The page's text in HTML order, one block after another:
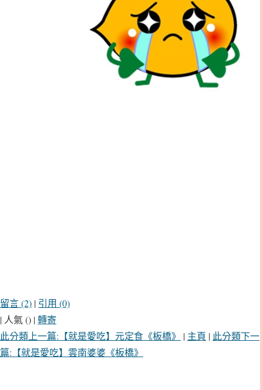
留言 (2) | 引用 (0)
| 人氣 () |轉寄
此分類上一篇:【就是愛吃】元定食《板橋》
| 主頁 | 此分類下一
篇:【就是愛吃】雲南婆婆《板橋》